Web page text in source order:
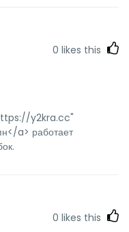
0 likes this
y2kra.cc"
a> работает
0 likes this